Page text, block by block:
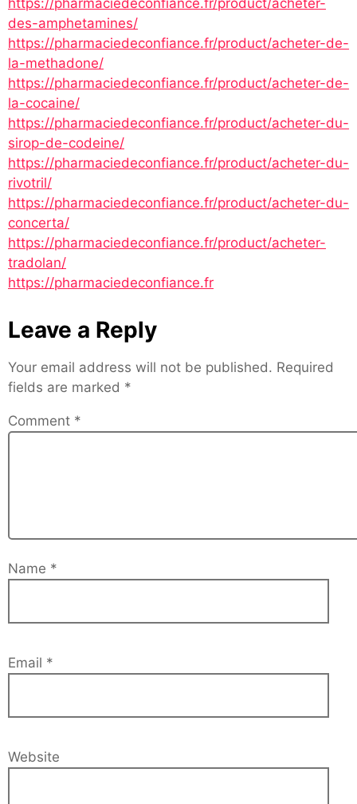
des-amphetamines/
https://pharmaciedeconfiance.fr/product/acheter-de-
la-methadone/
https://pharmaciedeconfiance.fr/product/acheter-de-
la-cocaine/
https://pharmaciedeconfiance.fr/product/acheter-du-
sirop-de-codeine/
https://pharmaciedeconfiance.fr/product/acheter-du-
rivotril/
https://pharmaciedeconfiance.fr/product/acheter-du-
concerta/
https://pharmaciedeconfiance.fr/product/acheter-
tradolan/
https://pharmaciedeconfiance.fr
Leave a Reply
Your email address will not be published. Required
fields are marked *
Comment *
Name *
Email *
Website